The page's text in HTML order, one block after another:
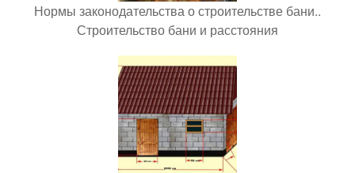
Нормы законодательства о строительстве бани..
Строительство бани и расстояния